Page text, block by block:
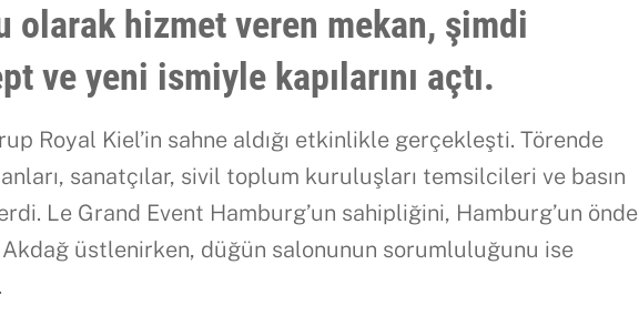
olarak hizmet veren mekan, şimdi
ve yeni ismiyle kapılarını açtı.
Royal Kiel’in sahne aldığı etkinlikle gerçekleşti. Törende
sanatçılar, sivil toplum kuruluşları temsilcileri ve basın
Le Grand Event Hamburg’un sahipliğini, Hamburg’un önde
Akdağ üstlenirken, düğün salonunun sorumluluğunu ise